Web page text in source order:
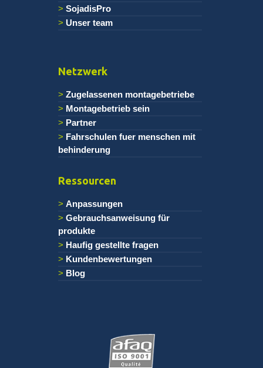
SojadisPro
Unser team
Netzwerk
Zugelassenen montagebetriebe
Montagebetrieb sein
Partner
Fahrschulen fuer menschen mit
behinderung
Ressourcen
Anpassungen
Gebrauchsanweisung für
produkte
Haufig gestellte fragen
Kundenbewertungen
Blog